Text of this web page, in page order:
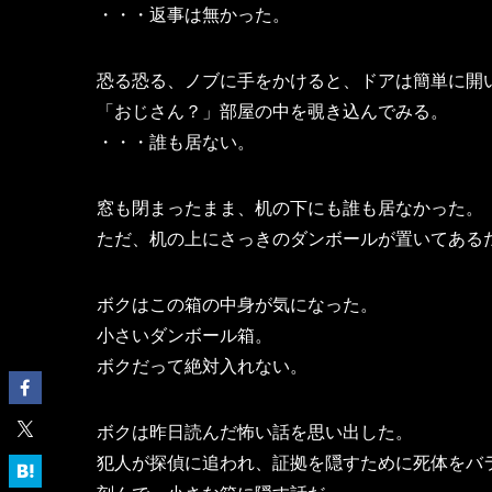
・・・返事は無かった。
恐る恐る、ノブに手をかけると、ドアは簡単に開
「おじさん？」部屋の中を覗き込んでみる。
・・・誰も居ない。
窓も閉まったまま、机の下にも誰も居なかった。
ただ、机の上にさっきのダンボールが置いてある
ボクはこの箱の中身が気になった。
小さいダンボール箱。
ボクだって絶対入れない。
ボクは昨日読んだ怖い話を思い出した。
犯人が探偵に追われ、証拠を隠すために死体をバ